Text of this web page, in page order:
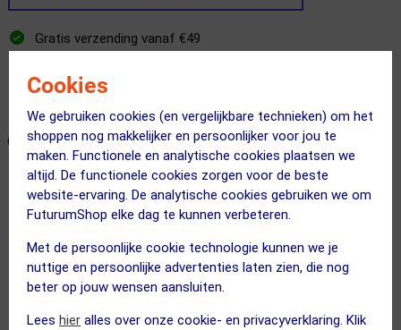
Cookies
We gebruiken cookies (en vergelijkbare technieken) om het
shoppen nog makkelijker en persoonlijker voor jou te
maken. Functionele en analytische cookies plaatsen we
altijd. De functionele cookies zorgen voor de beste
website-ervaring. De analytische cookies gebruiken we om
FuturumShop elke dag te kunnen verbeteren.
Met de persoonlijke cookie technologie kunnen we je
nuttige en persoonlijke advertenties laten zien, die nog
beter op jouw wensen aansluiten.
Lees hier alles over onze cookie- en privacyverklaring. Klik
Gratis verzending vanaf €49
365 dagen retourrecht
← Terug naar productnavigatie
ONZE AANBEVOLEN COMBINATIE
BBB Cycling
Cargo Straps BSB-161M Zwart 2 Stuks